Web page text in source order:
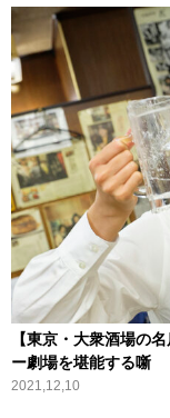
【東京・大衆酒場の
ー劇場を堪能する噺
2021,12,10